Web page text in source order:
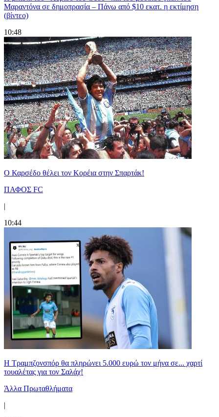
Μαραντόνα σε δημοπρασία – Πάνω από $10 εκατ. η εκτίμηση
(βίντεο)
10:48
Ο Καρσέδο θέλει τον Κορέια στην Σπαρτάκ!
ΠΑΦΟΣ FC
|
10:44
Η Τραμπζονσπόρ θα πληρώνει 5.000 ευρώ τον μήνα σε... χαρτί
τουαλέτας για τον Σαλάχ!
Άλλα Πρωταθλήματα
|